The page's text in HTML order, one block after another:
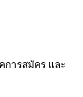
การสมัคร และ